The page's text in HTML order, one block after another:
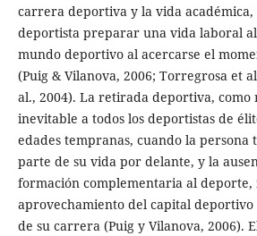
carrera deportiva y la vida
deportista preparar una vida laboral
mundo deportivo al acercarse el
(Puig & Vilanova, 2006; Torregrosa et
al., 2004). La retirada deportiva, como
inevitable a todos los deportistas de
edades tempranas, cuando la persona
parte de su vida por delante, y la
formación complementaria al deporte,
aprovechamiento del capital
de su carrera (Puig y Vilanova, 2006).